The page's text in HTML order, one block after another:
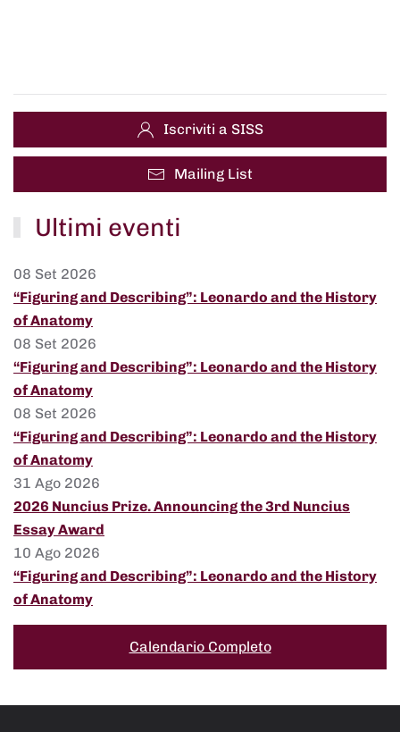
Iscriviti a SISS
Mailing List
Ultimi eventi
08 Set 2026
“Figuring and Describing”: Leonardo and the History
of Anatomy
08 Set 2026
“Figuring and Describing”: Leonardo and the History
of Anatomy
08 Set 2026
“Figuring and Describing”: Leonardo and the History
of Anatomy
31 Ago 2026
2026 Nuncius Prize. Announcing the 3rd Nuncius
Essay Award
10 Ago 2026
“Figuring and Describing”: Leonardo and the History
of Anatomy
Calendario Completo